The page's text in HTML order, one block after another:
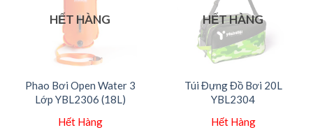
HẾT HÀNG
Phao Bơi Open Water 3
Lớp YBL2306 (18L)
Hết Hàng
HẾT HÀNG
Túi Đựng Đồ Bơi 20L
YBL2304
Hết Hàng